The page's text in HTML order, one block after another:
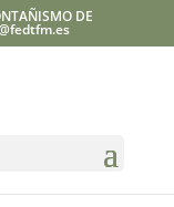
DE